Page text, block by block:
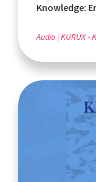
Knowledge:
Audio KURUX -